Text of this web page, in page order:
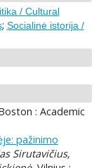
/ Cultural
; Socialinė istorija /
: Academic
pažinimo
Sirutavičius,